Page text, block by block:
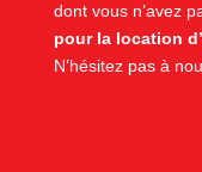
dont vous n’avez
pour la location
N’hésitez pas à